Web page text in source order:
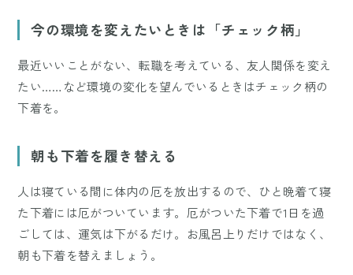
今の環境を変えたいときは「チェック柄」
最近いいことがない、転職を考えている、友人関係を変え
たい……など環境の変化を望んでいるときはチェック柄の
下着を。
朝も下着を履き替える
人は寝ている間に体内の厄を放出するので、ひと晩着て寝
た下着には厄がついています。厄がついた下着で1日を過
ごしては、運気は下がるだけ。お風呂上りだけではなく、
朝も下着を替えましょう。